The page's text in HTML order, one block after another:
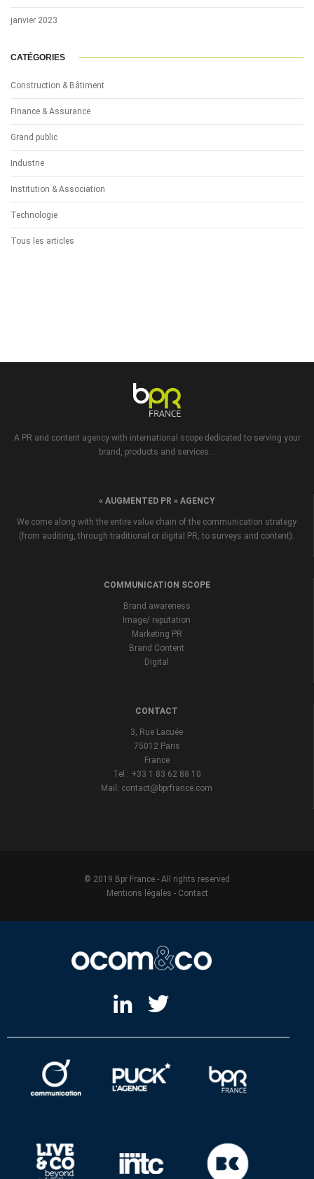
janvier 2023
CATÉGORIES
Construction & Bâtiment
Finance & Assurance
Grand public
Industrie
Institution & Association
Technologie
Tous les articles
A PR and content agency with international scope dedicated to serving your
brand, products and services...
« AUGMENTED PR » AGENCY
We come along with the entire value chain of the communication strategy
(from auditing, through traditional or digital PR, to surveys and content).
COMMUNICATION SCOPE
Brand awareness
Image/ reputation
Marketing PR
Brand Content
Digital
CONTACT
3, Rue Lacuée
75012 Paris
France
Tel : +33 1 83 62 88 10
Mail: contact@bprfrance.com
© 2019 Bpr France - All rights reserved
Mentions légales - Contact